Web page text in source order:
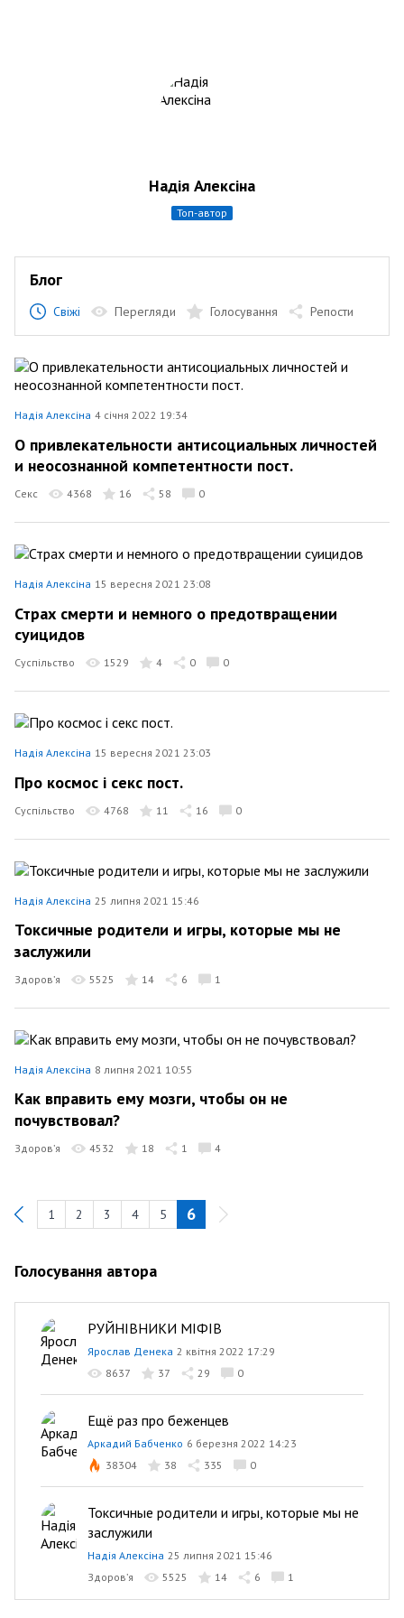
Надія Алексіна
топ-автор
Блог
Свіжі Перегляди Голосування Репости
Надія Алексіна 4 січня 2022 19:34
О привлекательности антисоциальных личностей
и неосознанной компетентности пост.
Секс 4368 16 58 0
Надія Алексіна 15 вересня 2021 23:08
Страх смерти и немного о предотвращении
суицидов
Суспільство 1529 4 0 0
Надія Алексіна 15 вересня 2021 23:03
Про космос і секс пост.
Суспільство 4768 11 16 0
Надія Алексіна 25 липня 2021 15:46
Токсичные родители и игры, которые мы не
заслужили
Здоров’я 5525 14 6 1
Надія Алексіна 8 липня 2021 10:55
Как вправить ему мозги, чтобы он не
почувствовал?
Здоров’я 4532 18 1 4
Previous
1 2 3 4 5 6
Голосування автора
РУЙНІВНИКИ МІФІВ
Ярослав Денека 2 квітня 2022 17:29
8637
37 29 0
Ещё раз про беженцев
Аркадий Бабченко 6 березня 2022 14:23
38304
38 335 0
Токсичные родители и игры, которые мы не
заслужили
Надія Алексіна 25 липня 2021 15:46
Здоров’я
5525 14 6 1